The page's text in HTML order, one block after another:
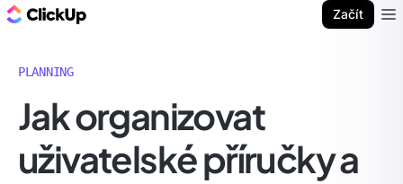
Začít
PLANNING
Jak organizovat
uživatelské příručky a